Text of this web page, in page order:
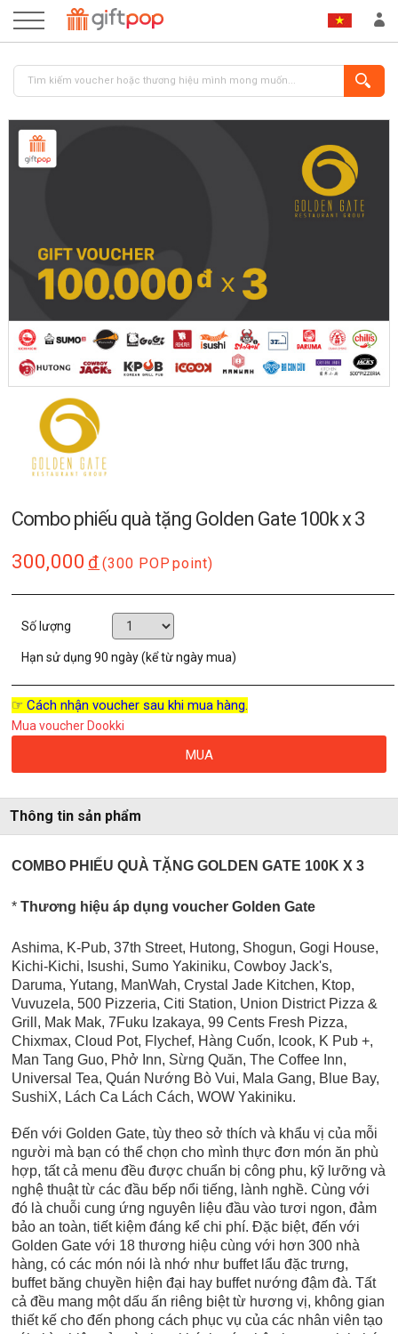
ĐĂNG NHẬP
Combo phiếu quà tặng Golden Gate 100k x 3
300,000 đ (300 POP point)
Số lượng
Hạn sử dụng90 ngày (kể từ ngày mua)
☞ Cách nhận voucher sau khi mua hàng.
Mua voucher Dookki
MUA
Thông tin sản phẩm
COMBO PHIẾU QUÀ TẶNG GOLDEN GATE 100K X 3
*Thương hiệu áp dụng voucher Golden Gate
Ashima, K-Pub, 37th Street, Hutong, Shogun, Gogi House,
Kichi-Kichi, Isushi, Sumo Yakiniku, Cowboy Jack's,
Daruma, Yutang, ManWah, Crystal Jade Kitchen, Ktop,
Vuvuzela, 500 Pizzeria, Citi Station, Union District Pizza &
Grill, Mak Mak, 7Fuku Izakaya, 99 Cents Fresh Pizza,
Chixmax, Cloud Pot, Flychef, Hàng Cuốn, Icook, K Pub +,
Man Tang Guo, Phở Inn, Sừng Quăn, The Coffee Inn,
Universal Tea,Quán Nướng Bò Vui, Mala Gang, Blue Bay,
SushiX, Lách Ca Lách Cách, WOW Yakiniku.
Đến với Golden Gate, tùy theo sở thích và khẩu vị của mỗi
người mà bạn có thể chọn cho mình thực đơn món ăn phù
hợp, tất cả menu đều được chuẩn bị công phu, kỹ lưỡng và
nghệ thuật từ các đầu bếp nổi tiếng, lành nghề. Cùng với
đó là chuỗi cung ứng nguyên liệu đầu vào tươi ngon, đảm
bảo an toàn, tiết kiệm đáng kể chi phí. Đặc biệt, đến với
Golden Gate với 18 thương hiệu cùng với hơn 300 nhà
hàng, có các món nói là nhớ như buffet lẩu đặc trưng,
buffet băng chuyền hiện đại hay buffet nướng đậm đà. Tất
cả đều mang một dấu ấn riêng biệt từ hương vị, không gian
thiết kế cho đến phong cách phục vụ của các nhân viên tạo